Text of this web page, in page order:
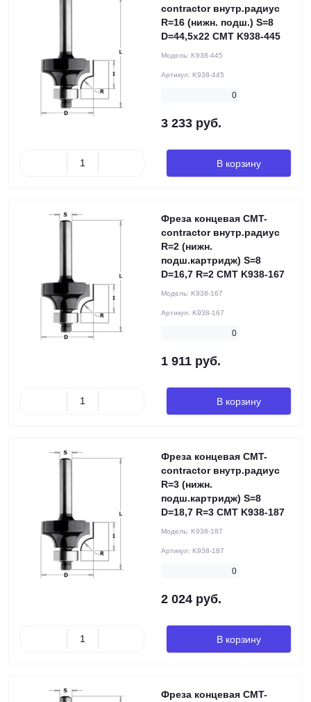
contractor внутр.радиус
R=16 (нижн. подш.) S=8
D=44,5x22 CMT K938-445
Модель: K938-445
Артикул: K938-445
0
3 233 руб.
В корзину
Фреза концевая CMT-
contractor внутр.радиус
R=2 (нижн.
подш.картридж) S=8
D=16,7 R=2 CMT K938-167
Модель: K938-167
Артикул: K938-167
0
1 911 руб.
В корзину
Фреза концевая CMT-
contractor внутр.радиус
R=3 (нижн.
подш.картридж) S=8
D=18,7 R=3 CMT K938-187
Модель: K938-187
Артикул: K938-187
0
2 024 руб.
В корзину
Фреза концевая CMT-